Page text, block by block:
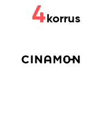
4 korrus